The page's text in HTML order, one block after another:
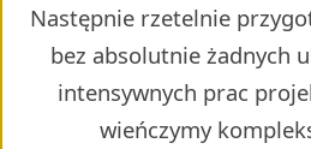
Następnie rzetelnie
bez absolutnie żadnych
intensywnych prac
wieńczymy